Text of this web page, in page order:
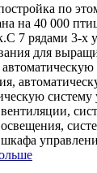
по
на 40 000
7 рядами 3-х
для
систему